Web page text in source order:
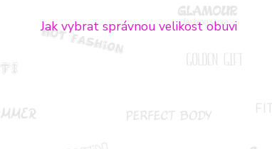
Jak vybrat správnou velikost obuvi